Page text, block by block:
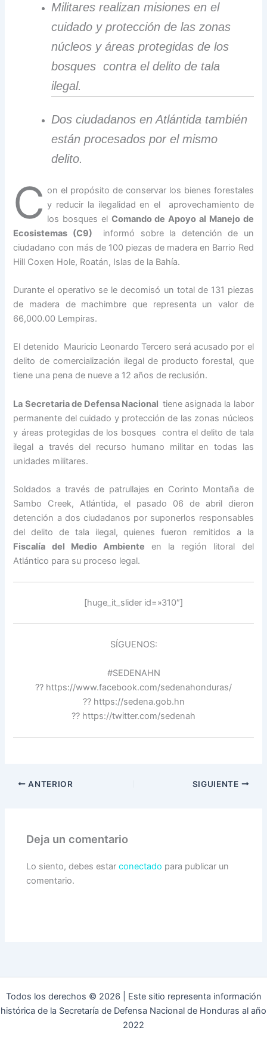
Militares realizan misiones en el
cuidado y protección de las zonas
núcleos y áreas protegidas de los
bosques contra el delito de tala
ilegal.
Dos ciudadanos en Atlántida también
están procesados por el mismo
delito.
C on el propósito de conservar los bienes forestales
y reducir la ilegalidad en el aprovechamiento de
los bosques el Comando de Apoyo al Manejo de
Ecosistemas (C9)
informó sobre la detención de un
ciudadano con más de 100 piezas de madera en Barrio Red
Hill Coxen Hole, Roatán, Islas de la Bahía.
Durante el operativo se le decomisó un total de 131 piezas
de madera de machimbre que representa un valor de
66,000.00 Lempiras.
El detenido Mauricio Leonardo Tercero será acusado por el
delito de comercialización ilegal de producto forestal, que
tiene una pena de nueve a 12 años de reclusión.
La Secretaria de Defensa Nacional tiene asignada la labor
permanente del cuidado y protección de las zonas núcleos
y áreas protegidas de los bosques contra el delito de tala
ilegal a través del recurso humano militar en todas las
unidades militares.
Soldados a través de patrullajes en Corinto Montaña de
Sambo Creek, Atlántida, el pasado 06 de abril dieron
detención a dos ciudadanos por suponerlos responsables
del delito de tala ilegal, quienes fueron remitidos a la
Fiscalía del Medio Ambiente en la región litoral del
Atlántico para su proceso legal.
[huge_it_slider id=»310″]
SÍGUENOS:
#SEDENAHN
?? https://www.facebook.com/sedenahonduras/
?? https://sedena.gob.hn
?? https://twitter.com/sedenah
ANTERIOR SIGUIENTE
Deja un comentario
Lo siento, debes estarconectado para publicar un
comentario.
Todos los derechos © 2026 | Este sitio representa información
histórica de la Secretaría de Defensa Nacional de Honduras al año
2022